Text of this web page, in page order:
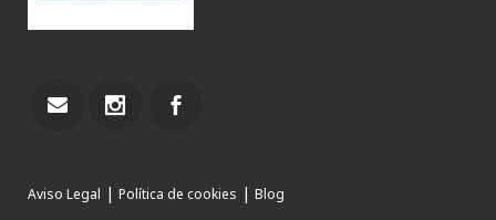
Aviso Legal | Política de cookies | Blog